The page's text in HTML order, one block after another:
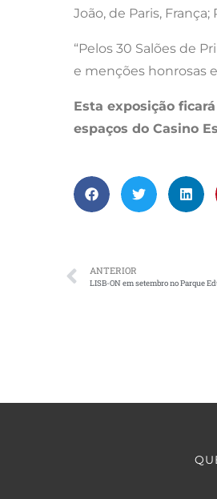
João, de Paris,
“Pelos 30 Salões de
e menções honrosas
Esta exposição
espaços do Casino
ANTERIOR
LISB-ON em setembro no Parque